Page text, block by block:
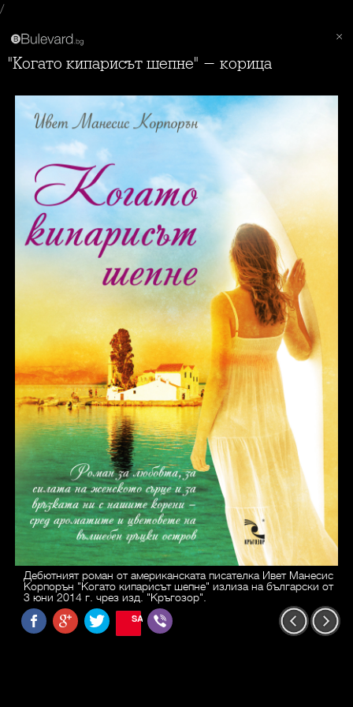
/
"Когато кипарисът шепне" - корица
Дебютният роман от американската писателка Ивет Манесис
Корпорън "Когато кипарисът шепне" излиза на български от
3 юни 2014 г. чрез изд. "Кръгозор".
SAVE